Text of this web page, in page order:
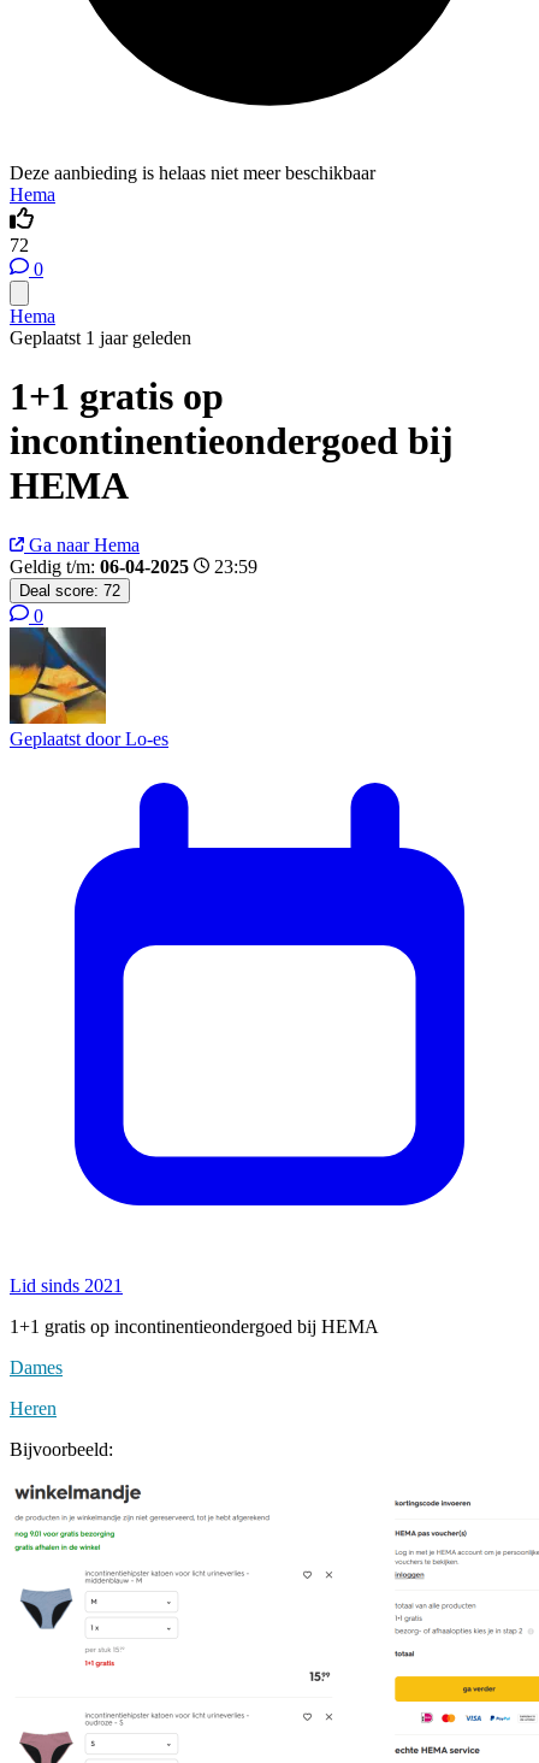
Deze aanbieding is helaas niet meer beschikbaar
Hema
72
0
Hema
Geplaatst 1 jaar geleden
1+1 gratis op
incontinentieondergoed bij
HEMA
Ga naar Hema
Geldig t/m: 06-04-2025 23:59
Deal score: 72
0
Geplaatst doorLo-es
Lid sinds 2021
1+1 gratis op incontinentieondergoed bij HEMA
Dames
Heren
Bijvoorbeeld: